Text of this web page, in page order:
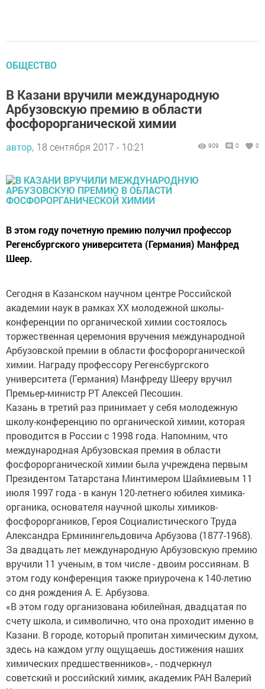
ОБЩЕСТВО
В Казани вручили международную
Арбузовскую премию в области
фосфорорганической химии
автор, 18 сентября 2017 - 10:21 909 0 0
В этом году почетную премию получил профессор
Регенсбургского университета (Германия) Манфред
Шеер.
Сегодня в Казанском научном центре Российской
академии наук в рамках ХХ молодежной школы-
конференции по органической химии состоялось
торжественная церемония вручения международной
Арбузовской премии в области фосфорорганической
химии. Награду профессору Регенсбургского
университета (Германия) Манфреду Шееру вручил
Премьер-министр РТ Алексей Песошин.
Казань в третий раз принимает у себя молодежную
школу-конференцию по органической химии, которая
проводится в России с 1998 года. Напомним, что
международная Арбузовская премия в области
фосфорорганической химии была учреждена первым
Президентом Татарстана Минтимером Шаймиевым 11
июля 1997 года - в канун 120-летнего юбилея химика-
органика, основателя научной школы химиков-
фосфороргаников, Героя Социалистического Труда
Александра Ерминингельдовича Арбузова (1877-1968).
За двадцать лет международную Арбузовскую премию
вручили 11 ученым, в том числе - двоим россиянам. В
этом году конференция также приурочена к 140-летию
со дня рождения А. Е. Арбузова.
«В этом году организована юбилейная, двадцатая по
счету школа, и символично, что она проходит именно в
Казани. В городе, который пропитан химическим духом,
здесь на каждом углу ощущаешь достижения наших
химических предшественников», - подчеркнул
советский и российский химик, академик РАН Валерий